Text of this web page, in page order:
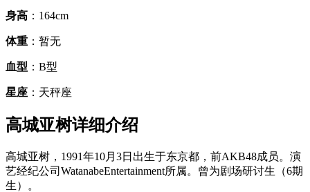
身高 ：164cm
体重 ：暂无
血型 ：B型
星座 ：天秤座
高城亚树详细介绍
高城亚树，1991年10月3日出生于东京都，前AKB48成员。演
艺经纪公司WatanabeEntertainment所属。曾为剧场研讨生（6期
生）。